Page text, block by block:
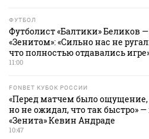
ФУТБОЛ
Футболист «Балтики» Беликов
«Зенитом»: «Сильно нас не
что полностью отдавались
11:00
FONBET КУБОК РОССИИ
«Перед матчем было ощущение,
но не ожидал, что так быстро» —
«Зенита» Кевин Андраде
10:47